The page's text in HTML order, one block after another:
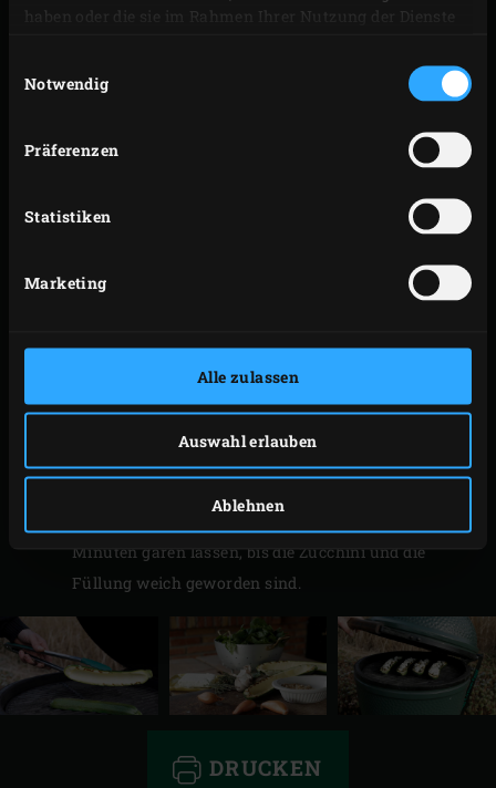
haben oder die sie im Rahmen Ihrer Nutzung der Dienste
Notwendig
Präferenzen
Statistiken
Marketing
Alle zulassen
Auswahl erlauben
Ablehnen
durchrühren.
Samenleisten mit einem Löffel herausschaben. Das
Zucchinihälften mit der Schnittfläche nach unten
schließen. Dann die Zucchini 3 Minuten grillen,
dann eine Vierteldrehung drehen, damit sie ein
Minuten garen lassen, bis die Zucchini und die
Füllung weich geworden sind.
DRUCKEN